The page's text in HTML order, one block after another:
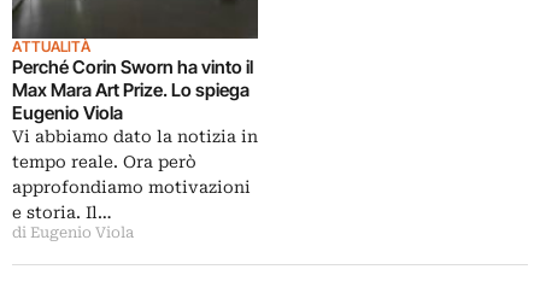
ATTUALITÀ
Perché Corin Sworn ha vinto il
Max Mara Art Prize. Lo spiega
Eugenio Viola
Vi abbiamo dato la notizia in
tempo reale. Ora però
approfondiamo motivazioni
e storia. Il…
di Eugenio Viola